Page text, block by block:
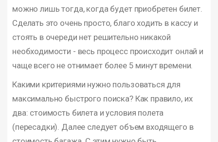
можно лишь тогда, когда будет приобретен билет.
Сделать это очень просто, благо ходить в кассу и
стоять в очереди нет решительно никакой
необходимости - весь процесс происходит онлай и
чаще всего не отнимает более 5 минут времени.
Какими критериями нужно пользоваться для
максимально быстрого поиска? Как правило, их
два: стоимость билета и условия полета
(пересадки). Далее следует объем входящего в